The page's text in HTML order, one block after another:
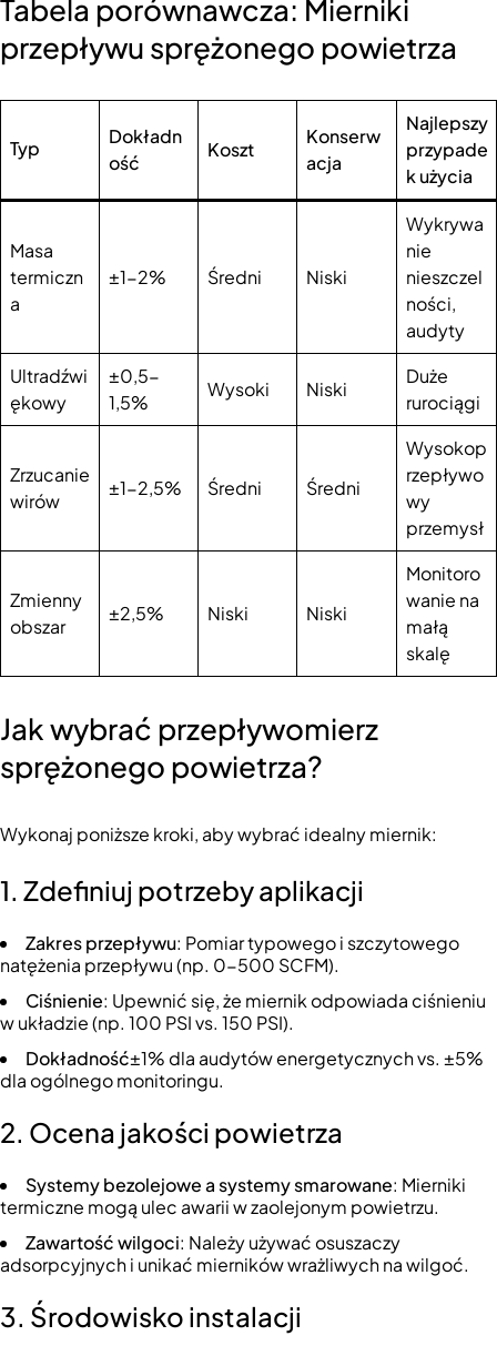
Tabela porównawcza: Mierniki
przepływu sprężonego powietrza
Typ
Dokładn
ość
Koszt
Konserw
acja
Najlepszy
przypade
k użycia
Masa
termiczn
a
±1-2% Średni Niski
Wykrywa
nie
nieszczel
ności,
audyty
Ultradźwi
ękowy
±0,5-
1,5%
Wysoki Niski
Duże
rurociągi
Zrzucanie
wirów
±1-2,5% Średni Średni
Wysokop
rzepływo
wy
przemysł
Zmienny
obszar
±2,5% Niski Niski
Monitoro
wanie na
małą
skalę
Jak wybrać przepływomierz
sprężonego powietrza?
Wykonaj poniższe kroki, aby wybrać idealny miernik:
1. Zdefiniuj potrzeby aplikacji
Zakres przepływu: Pomiar typowego i szczytowego
natężenia przepływu (np. 0-500 SCFM).
Ciśnienie: Upewnić się, że miernik odpowiada ciśnieniu
w układzie (np. 100 PSI vs. 150 PSI).
Dokładność±1% dla audytów energetycznych vs. ±5%
dla ogólnego monitoringu.
2. Ocena jakości powietrza
Systemy bezolejowe a systemy smarowane: Mierniki
termiczne mogą ulec awarii w zaolejonym powietrzu.
Zawartość wilgoci: Należy używać osuszaczy
adsorpcyjnych i unikać mierników wrażliwych na wilgoć.
3. Środowisko instalacji